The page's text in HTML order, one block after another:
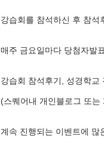
강습회를 참석하신 후 참
매주 금요일마다 당첨자발
강습회 참석후기, 성경학
(스퀘어내 개인블로그 또
계속 진행되는 이벤트에 많